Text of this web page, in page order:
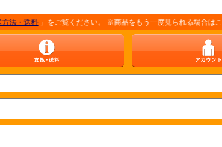
をご覧ください。 ※商品をもう一度見られる場合はこちら。 ⇒